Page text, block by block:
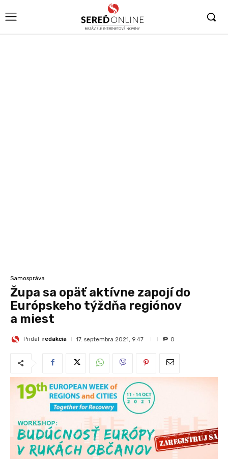
Samospráva
Župa sa opäť aktívne zapojí do
Európskeho týždňa regiónov
a miest
Pridal redakcia 17. septembra 2021, 9:47 0